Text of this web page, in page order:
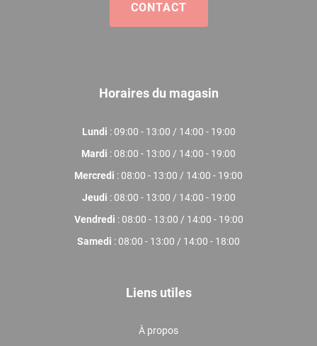
CONTACT
Horaires du magasin
Lundi : 09:00 - 13:00 / 14:00 - 19:00
Mardi : 08:00 - 13:00 / 14:00 - 19:00
Mercredi : 08:00 - 13:00 / 14:00 - 19:00
Jeudi : 08:00 - 13:00 / 14:00 - 19:00
Vendredi : 08:00 - 13:00 / 14:00 - 19:00
Samedi : 08:00 - 13:00 / 14:00 - 18:00
Liens utiles
À propos